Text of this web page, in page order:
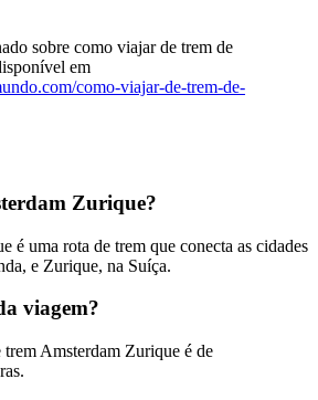
sobre como viajar de trem de
em
como-viajar-de-trem-de-
Zurique?
é uma rota de trem que conecta as cidades
e Zurique, na Suíça.
viagem?
trem Amsterdam Zurique é de